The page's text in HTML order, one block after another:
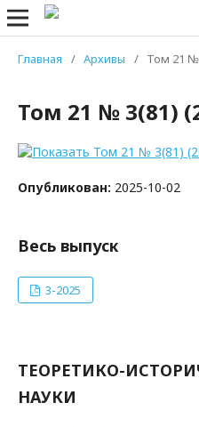
Главная / Архивы / Том 21 №
Том 21 № 3(81)
Опубликован: 2025-10-02
Весь выпуск
3-2025
ТЕОРЕТИКО-
НАУКИ